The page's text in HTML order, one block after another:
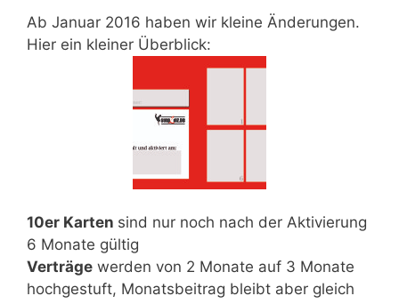
Ab Januar 2016 haben wir kleine Änderungen.
Hier ein kleiner Überblick:
10er Karten sind nur noch nach der Aktivierung
6 Monate gültig
Verträge werden von 2 Monate auf 3 Monate
hochgestuft, Monatsbeitrag bleibt aber gleich